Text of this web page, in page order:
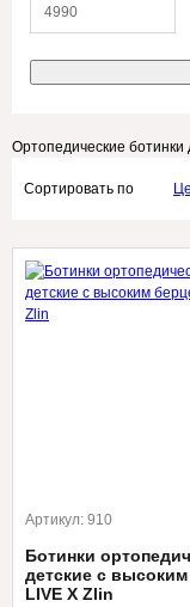
Ортопедические ботинки
Сортировать по
Артикул: 910
Ботинки
детские с
LIVE X Zlin